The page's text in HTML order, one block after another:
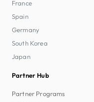
France
Spain
Germany
South Korea
Japan
Partner Hub
Partner Programs